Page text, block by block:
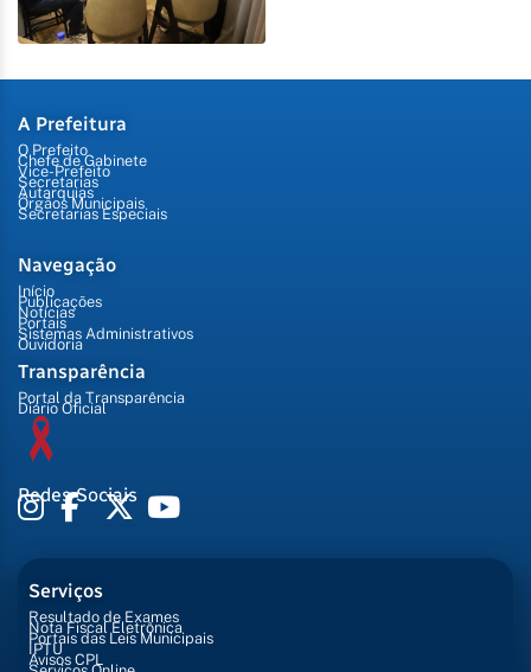
A Prefeitura
O Prefeito
Chefe de Gabinete
Vice-Prefeito
Secretarias
Autarquias
Órgãos Municipais
Secretarias Especiais
Navegação
Início
Publicações
Notícias
Portais
Sistemas Administrativos
Ouvidoria
Transparência
Portal da Transparência
Diário Oficial
Redes Sociais
Serviços
Resultado de Exames
Nota Fiscal Eletrônica
Portais das Leis Municipais
IPTU
Avisos CPL